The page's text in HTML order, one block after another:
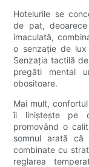
Hotelurile se
de pat,
imaculată,
o senzație de lux
Senzația tactilă
pregăti mental
obositoare.
Mai mult,
îi liniștește pe
promovând o
somnul arată că
combinate cu
reglarea